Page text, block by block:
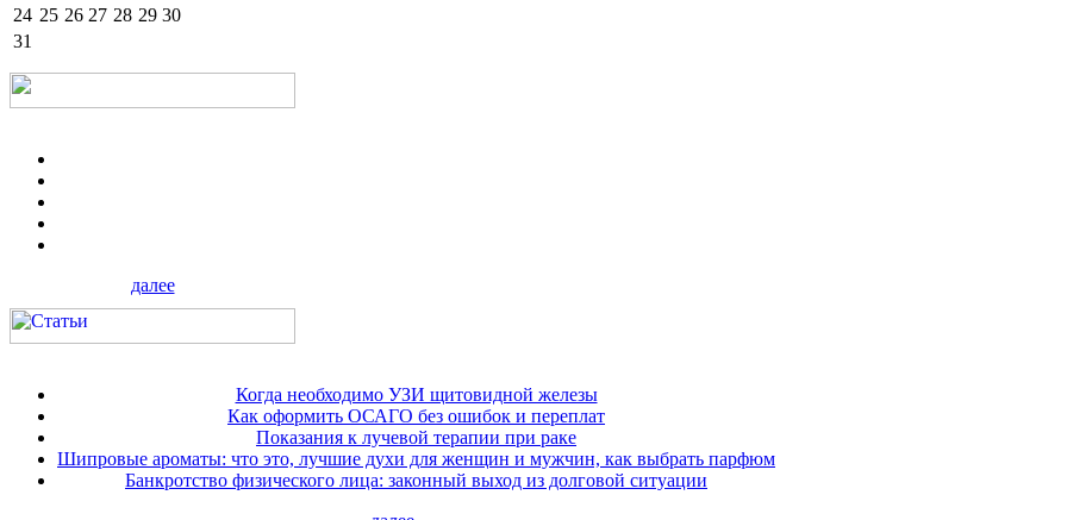
24 25 26 27 28 29 30
31
далее
Когда необходимо УЗИ щитовидной железы
Как оформить ОСАГО без ошибок и переплат
Показания к лучевой терапии при раке
Шипровые ароматы: что это, лучшие духи для женщин и мужчин, как выбрать парфюм
Банкротство физического лица: законный выход из долговой ситуации